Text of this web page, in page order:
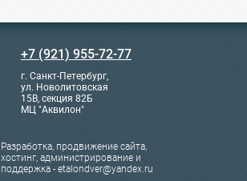
+7 (921) 955-72-77
г. Санкт-Петербург,
ул. Новолитовская
15В, секция 82Б
МЦ "Аквилон"
Разработка, продвижение сайта,
хостинг, администрирование и
поддержка - etalondver@yandex.ru